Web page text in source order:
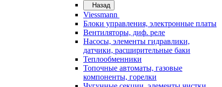
Назад
Viessmann
Блоки управления, электронные платы
Вентиляторы, диф. реле
Насосы, элементы гидравлики,
датчики, расширительные баки
Теплообменники
Топочные автоматы, газовые
компоненты, горелки